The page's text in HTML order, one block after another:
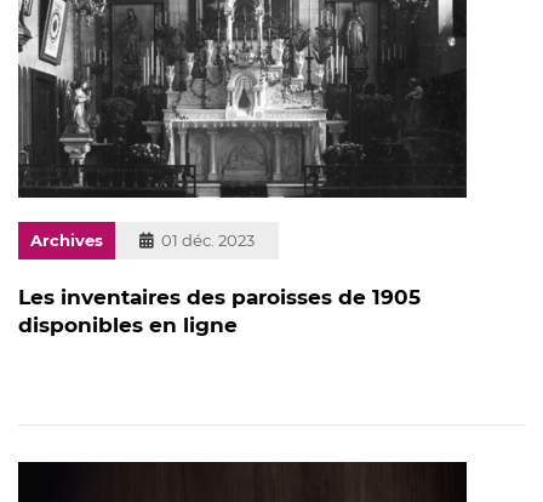
Archives
Publié
01 déc. 2023
Les inventaires des paroisses de 1905
disponibles en ligne